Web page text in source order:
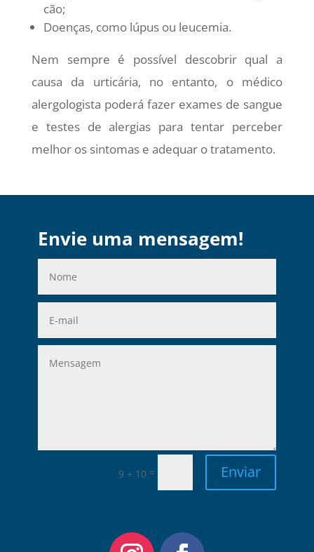
cão;
Doenças, como lúpus ou leucemia.
Nem sempre é possível descobrir qual a
causa da urticária, no entanto, o médico
alergologista poderá fazer exames de sangue
e testes de alergias para tentar perceber
melhor os sintomas e adequar o tratamento.
Envie uma mensagem!
9 + 10 = Enviar